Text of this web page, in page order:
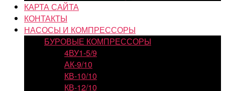
КАРТА САЙТА
КОНТАКТЫ
НАСОСЫ И КОМПРЕССОРЫ
БУРОВЫЕ КОМПРЕССОРЫ
4ВУ1-5/9
АК-9/10
КВ-10/10
КВ-12/10